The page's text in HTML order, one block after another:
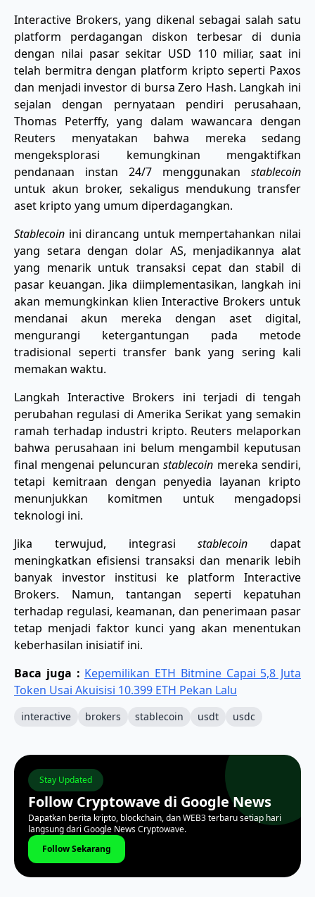
Interactive Brokers, yang dikenal sebagai salah satu
platform perdagangan diskon terbesar di dunia
dengan nilai pasar sekitar USD 110 miliar, saat ini
telah bermitra dengan platform kripto seperti Paxos
dan menjadi investor di bursa Zero Hash. Langkah ini
sejalan dengan pernyataan pendiri perusahaan,
Thomas Peterffy, yang dalam wawancara dengan
Reuters menyatakan bahwa mereka sedang
mengeksplorasi kemungkinan mengaktifkan
pendanaan instan 24/7 menggunakan stablecoin
untuk akun broker, sekaligus mendukung transfer
aset kripto yang umum diperdagangkan.
Stablecoin ini dirancang untuk mempertahankan nilai
yang setara dengan dolar AS, menjadikannya alat
yang menarik untuk transaksi cepat dan stabil di
pasar keuangan. Jika diimplementasikan, langkah ini
akan memungkinkan klien Interactive Brokers untuk
mendanai akun mereka dengan aset digital,
mengurangi ketergantungan pada metode
tradisional seperti transfer bank yang sering kali
memakan waktu.
Langkah Interactive Brokers ini terjadi di tengah
perubahan regulasi di Amerika Serikat yang semakin
ramah terhadap industri kripto. Reuters melaporkan
bahwa perusahaan ini belum mengambil keputusan
final mengenai peluncuranstablecoin mereka sendiri,
tetapi kemitraan dengan penyedia layanan kripto
menunjukkan komitmen untuk mengadopsi
teknologi ini.
Jika terwujud, integrasistablecoin dapat
meningkatkan efisiensi transaksi dan menarik lebih
banyak investor institusi ke platform Interactive
Brokers. Namun, tantangan seperti kepatuhan
terhadap regulasi, keamanan, dan penerimaan pasar
tetap menjadi faktor kunci yang akan menentukan
keberhasilan inisiatif ini.
Baca juga : Kepemilikan ETH Bitmine Capai 5,8 Juta
Token Usai Akuisisi 10.399 ETH Pekan Lalu
interactive brokers stablecoin usdt usdc
Stay Updated
Follow Cryptowave di Google News
Dapatkan berita kripto, blockchain, dan WEB3 terbaru setiap hari
langsung dari Google News Cryptowave.
Follow Sekarang